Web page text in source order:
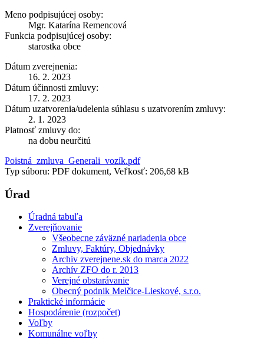
Meno podpisujúcej osoby:
Mgr. Katarína Remencová
Funkcia podpisujúcej osoby:
starostka obce
Dátum zverejnenia:
16. 2. 2023
Dátum účinnosti zmluvy:
17. 2. 2023
Dátum uzatvorenia/udelenia súhlasu s uzatvorením zmluvy:
2. 1. 2023
Platnosť zmluvy do:
na dobu neurčitú
Poistná_zmluva_Generali_vozík.pdf
Typ súboru: PDF dokument, Veľkosť: 206,68 kB
Úrad
Úradná tabuľa
Zverejňovanie
Všeobecne záväzné nariadenia obce
Zmluvy, Faktúry, Objednávky
Archiv zverejnene.sk do marca 2022
Archív ZFO do r. 2013
Verejné obstarávanie
Obecný podnik Melčice-Lieskové, s.r.o.
Praktické informácie
Hospodárenie (rozpočet)
Voľby
Komunálne voľby